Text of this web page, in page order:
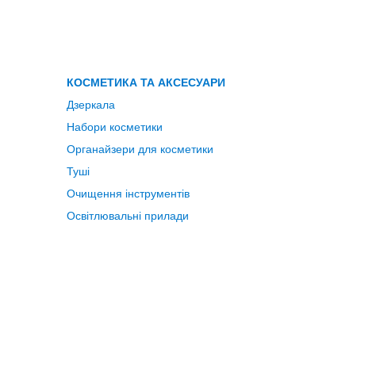
КОСМЕТИКА ТА АКСЕСУАРИ
Дзеркала
Набори косметики
Органайзери для косметики
Туші
Очищення інструментів
Освітлювальні прилади